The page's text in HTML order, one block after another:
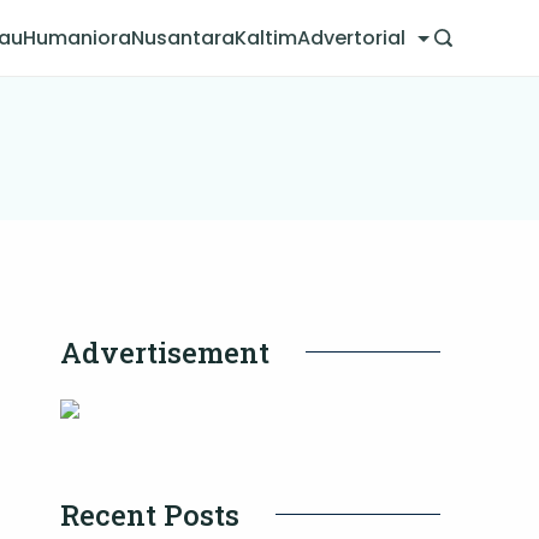
HumanioraNusantaraKaltimAdvertorial
Advertisement
Recent Posts